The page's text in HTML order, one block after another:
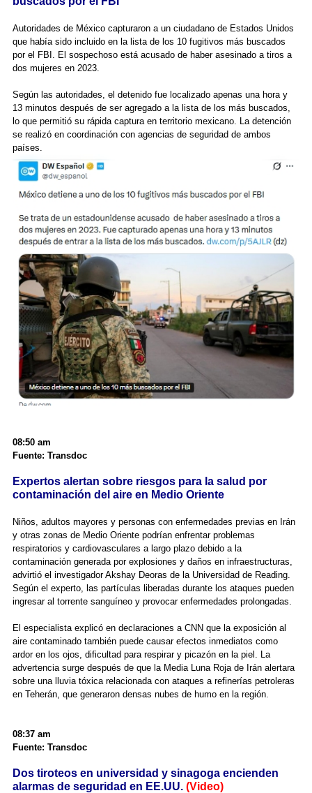
Autoridades de México capturaron a un ciudadano de Estados Unidos
que había sido incluido en la lista de los 10 fugitivos más buscados
por el FBI. El sospechoso está acusado de haber asesinado a tiros a
dos mujeres en 2023.
Según las autoridades, el detenido fue localizado apenas una hora y
13 minutos después de ser agregado a la lista de los más buscados,
lo que permitió su rápida captura en territorio mexicano. La detención
se realizó en coordinación con agencias de seguridad de ambos
países.
08:50 am
Fuente: Transdoc
Expertos alertan sobre riesgos para la salud por
contaminación del aire en Medio Oriente
Niños, adultos mayores y personas con enfermedades previas en Irán
y otras zonas de Medio Oriente podrían enfrentar problemas
respiratorios y cardiovasculares a largo plazo debido a la
contaminación generada por explosiones y daños en infraestructuras,
advirtió el investigador Akshay Deoras de la Universidad de Reading.
Según el experto, las partículas liberadas durante los ataques pueden
ingresar al torrente sanguíneo y provocar enfermedades prolongadas.
El especialista explicó en declaraciones a CNN que la exposición al
aire contaminado también puede causar efectos inmediatos como
ardor en los ojos, dificultad para respirar y picazón en la piel. La
advertencia surge después de que la Media Luna Roja de Irán alertara
sobre una lluvia tóxica relacionada con ataques a refinerías petroleras
en Teherán, que generaron densas nubes de humo en la región.
08:37 am
Fuente: Transdoc
Dos tiroteos en universidad y sinagoga encienden
alarmas de seguridad en EE.UU. (Video)